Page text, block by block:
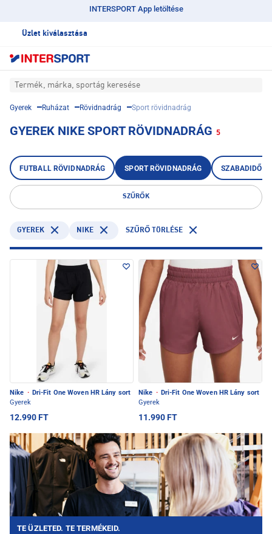
INTERSPORT App letöltése
Üzlet kiválasztása
Termék, márka, sportág keresése
Gyerek Ruházat Rövidnadrág Sport rövidnadrág
GYEREK NIKE SPORT RÖVIDNADRÁG 5
FUTBALL RÖVIDNADRÁG SPORT RÖVIDNADRÁG SZABADIDŐ
SZŰRŐK
GYEREK NIKE SZŰRŐ TÖRLÉSE
Nike · Dri-Fit One Woven HR Lány sort
Gyerek
12.990 FT
Nike · Dri-Fit One Woven HR Lány sort
Gyerek
11.990 FT
TE ÜZLETED. TE TERMÉKEID.